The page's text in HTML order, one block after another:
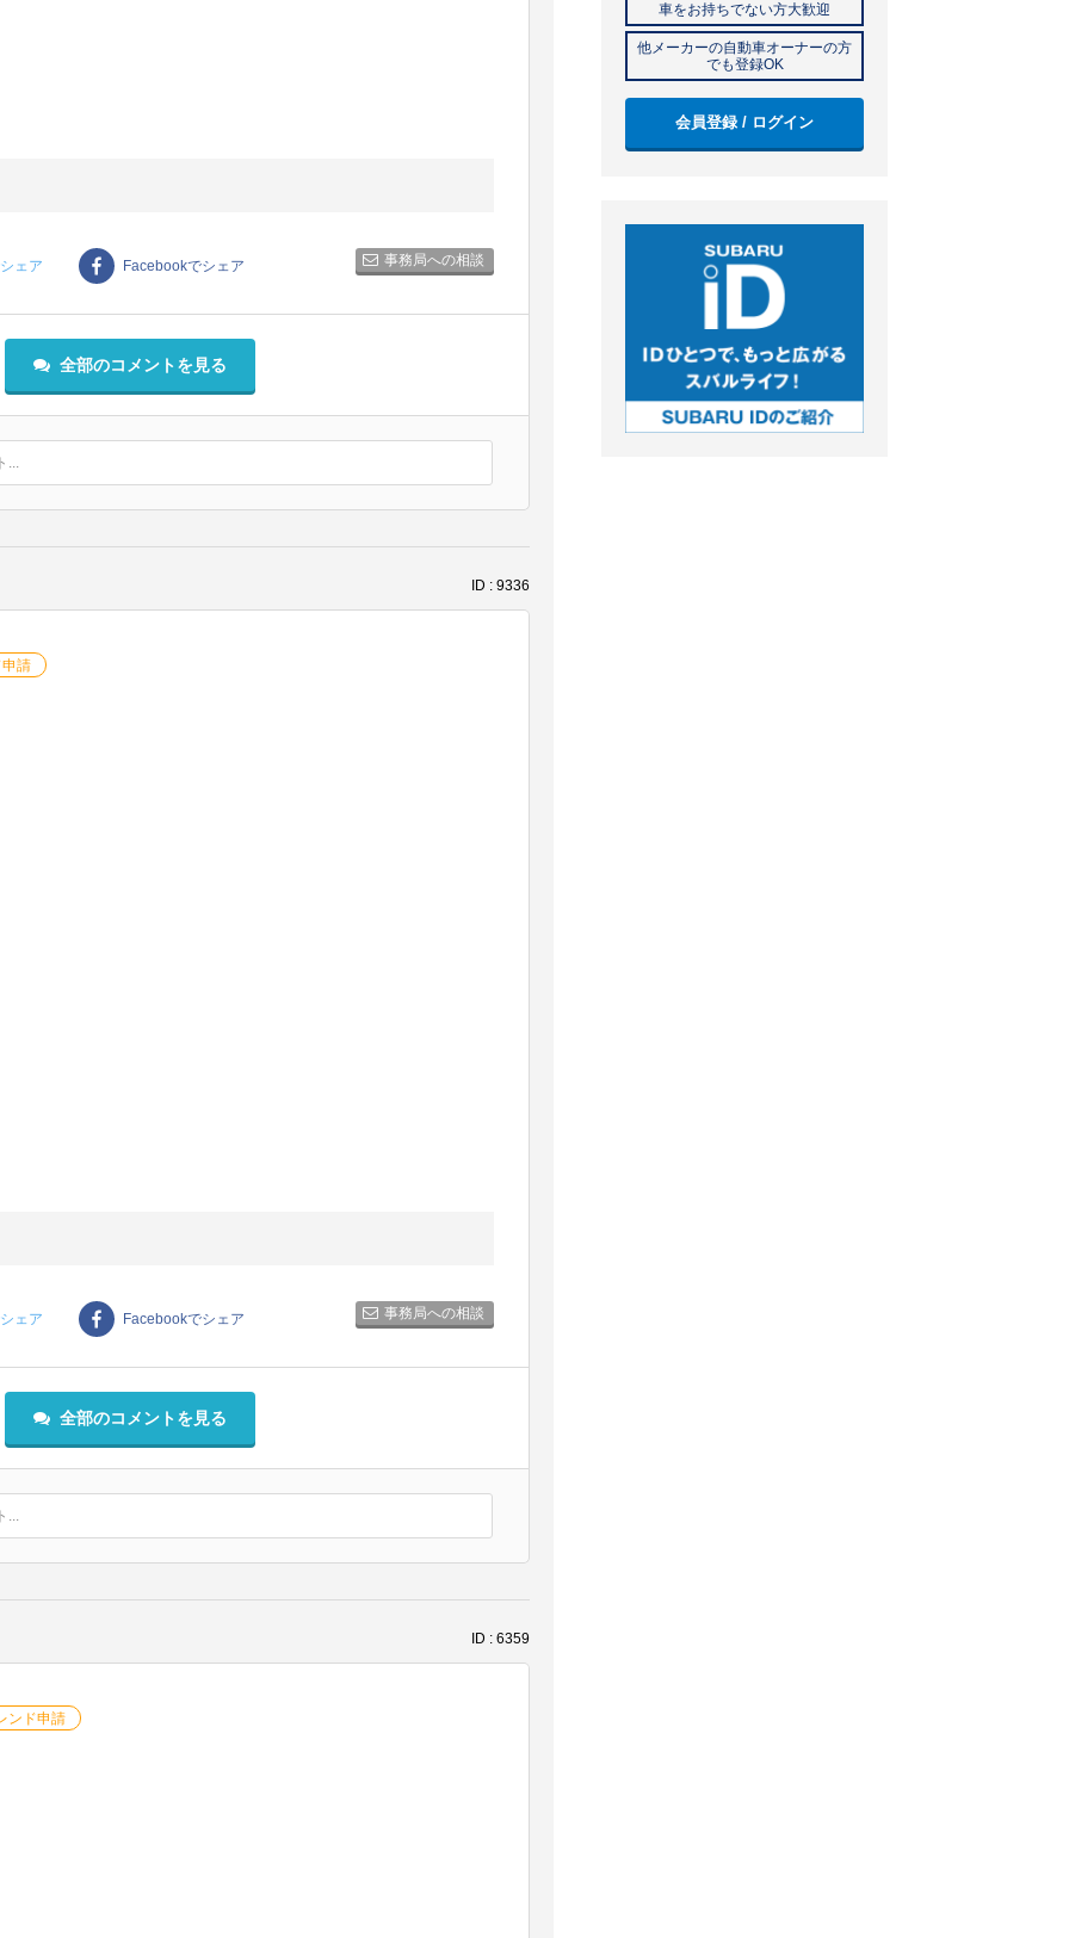
ェア Facebookでシェア 事務局への相談
全部のコメントを見る
...
ID : 9336
請
ェア Facebookでシェア 事務局への相談
全部のコメントを見る
...
ID : 6359
ンド申請
車をお持ちでない方大歓迎
他メーカーの自動車オーナーの方
でも登録OK
会員登録 / ログイン